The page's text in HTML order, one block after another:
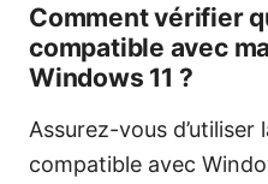
Comment vérifier
compatible avec
Windows 11 ?
Assurez-vous
compatible avec